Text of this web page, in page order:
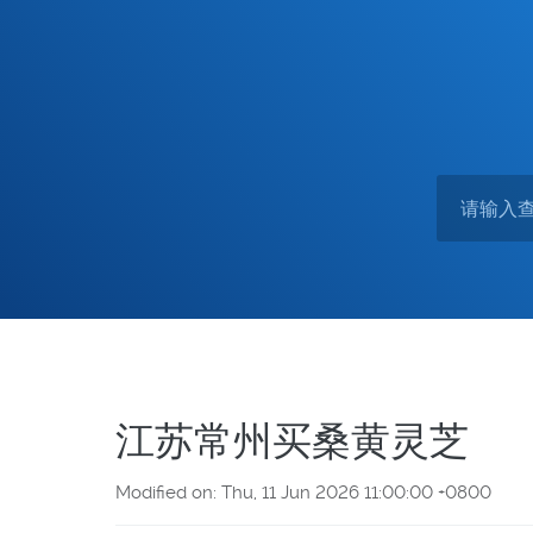
江苏常州买桑黄灵芝
Modified on: Thu, 11 Jun 2026 11:00:00 +0800